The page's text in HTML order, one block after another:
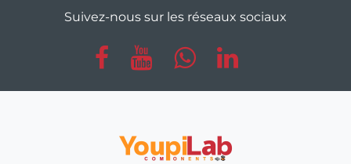
Suivez-nous sur les réseaux sociaux